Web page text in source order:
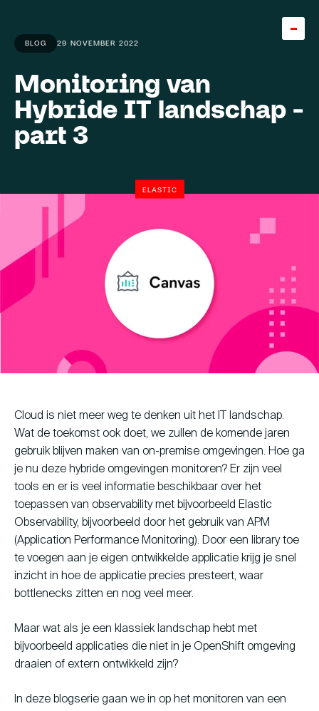
Home
Team
About
Knowledge base
Expertise
Diensten
Cases
Young Talent Programma
Contact
hallo@hcs-company.com
HCS Company
Anthony Fokkerweg 61
1059 CP Amsterdam
Instagram
LinkedIn
YouTube
BLOG 29 NOVEMBER 2022
Monitoring van
Hybride IT landschap -
part 3
ELASTIC
Cloud is niet meer weg te denken uit het IT landschap.
Wat de toekomst ook doet, we zullen de komende jaren
gebruik blijven maken van on-premise omgevingen. Hoe ga
je nu deze hybride omgevingen monitoren? Er zijn veel
tools en er is veel informatie beschikbaar over het
toepassen van observability met bijvoorbeeld Elastic
Observability, bijvoorbeeld door het gebruik van APM
(Application Performance Monitoring). Door een library toe
te voegen aan je eigen ontwikkelde applicatie krijg je snel
inzicht in hoe de applicatie precies presteert, waar
bottlenecks zitten en nog veel meer.
Maar wat als je een klassiek landschap hebt met
bijvoorbeeld applicaties die niet in je OpenShift omgeving
draaien of extern ontwikkeld zijn?
In deze blogserie gaan we in op het monitoren van een